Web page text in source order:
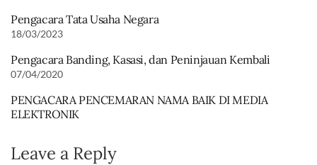
Pengacara Tata Usaha Negara
18/03/2023
Pengacara Banding, Kasasi, dan Peninjauan Kembali
07/04/2020
PENGACARA PENCEMARAN NAMA BAIK DI MEDIA
ELEKTRONIK
Leave a Reply